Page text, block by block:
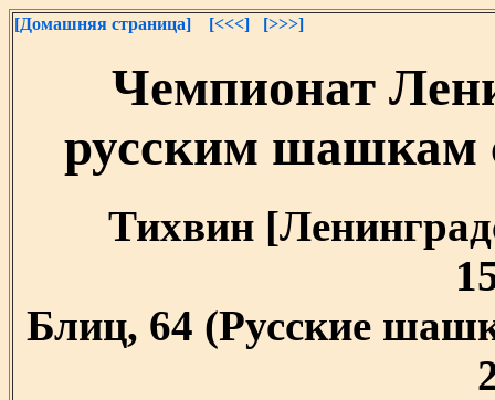
[Домашняя страница] [<<<] [>>>]
Чемпионат
русским шашкам
Тихвин
Блиц, 64 (Русские